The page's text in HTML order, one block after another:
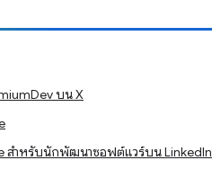
บน X
สำหรับนักพัฒนาซอฟต์แวร์บน LinkedIn